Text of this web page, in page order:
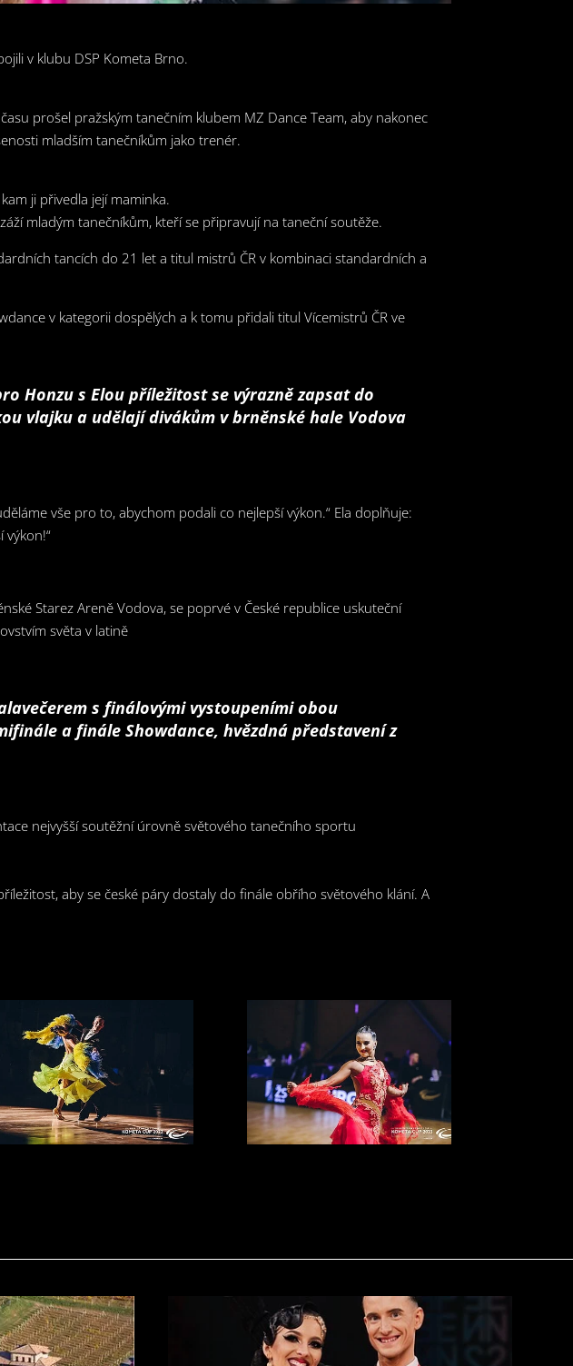
v klubu DSP Kometa Brno.
prošel pražským tanečním klubem MZ Dance Team, aby nakonec
mladším tanečníkům jako trenér.
ji přivedla její maminka.
mladým tanečníkům, kteří se připravují na taneční soutěže.
tancích do 21 let a titul mistrů ČR v kombinaci standardních a
v kategorii dospělých a k tomu přidali titul Vícemistrů ČR ve
Honzu s Elou příležitost se výrazně zapsat do
vlajku a udělají divákům v brněnské hale Vodova
vše pro to, abychom podali co nejlepší výkon.“ Ela doplňuje:
výkon!“
Starez Areně Vodova, se poprvé v České republice uskuteční
světa v latině
s finálovými vystoupeními obou
a finále Showdance, hvězdná představení z
nejvyšší soutěžní úrovně světového tanečního sportu
aby se české páry dostaly do finále obřího světového klání. A